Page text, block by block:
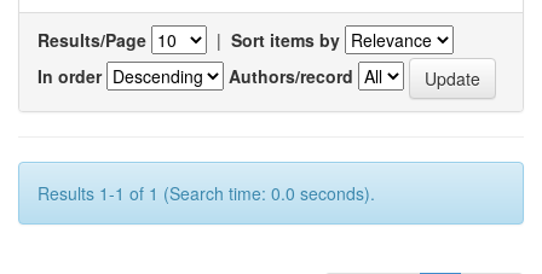
Results/Page | Sort items by
In order
Authors/record
Results 1-1 of 1 (Search time: 0.0 seconds).